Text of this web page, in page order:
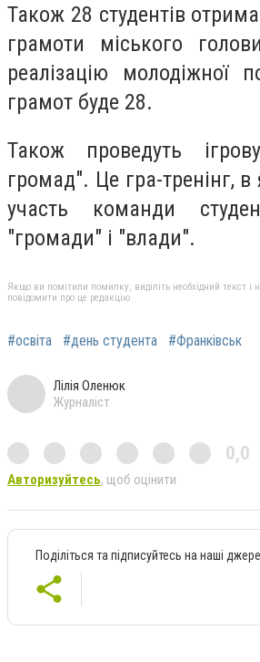
Також 28 студентів
грамоти міського
реалізацію молодіжної
грамот буде 28.
Також проведуть
громад". Це гра-тренінг, в
участь команди
"громади" і "влади".
Якщо ви помітили помилку, виділіть необхідний текст і
повідомити про це редакцію
#освіта #день студента #Франківськ
Лілія Оленюк
Журналіст
0,0
Авторизуйтесь, щоб оцінити
Поділіться та підписуйтесь на наші